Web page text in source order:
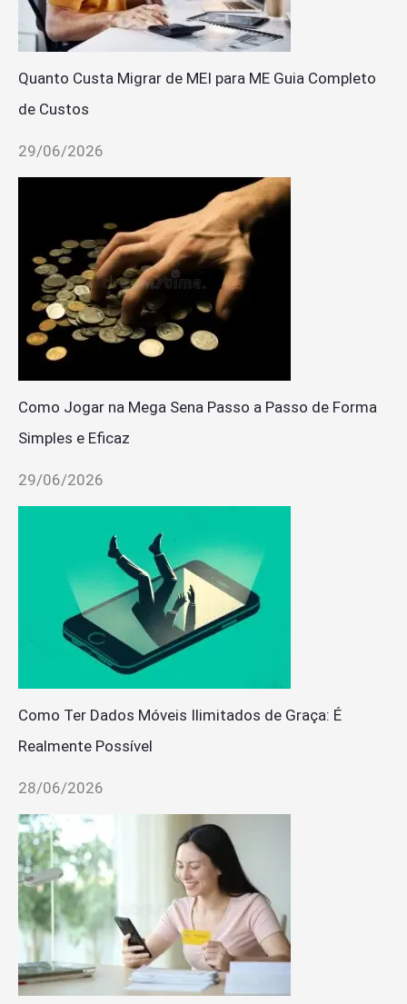
Quanto Custa Migrar de MEI para ME Guia Completo
de Custos
29/06/2026
Como Jogar na Mega Sena Passo a Passo de Forma
Simples e Eficaz
29/06/2026
Como Ter Dados Móveis Ilimitados de Graça: É
Realmente Possível
28/06/2026